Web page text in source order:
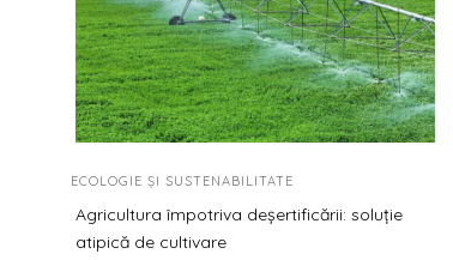
ECOLOGIE ȘI SUSTENABILITATE
Agricultura împotriva deșertificării: soluție
atipică de cultivare